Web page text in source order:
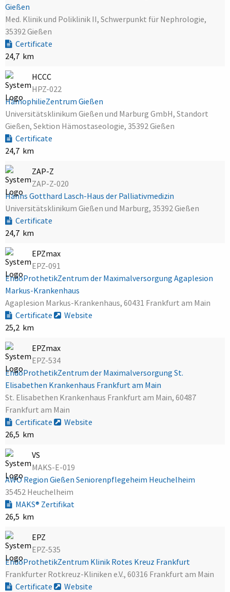
Gießen
Med. Klinik und Poliklinik II, Schwerpunkt für Nephrologie,
35392 Gießen
Certificate
24,7 km
HCCC
HPZ-022
HämophilieZentrum Gießen
Universitätsklinikum Gießen und Marburg GmbH, Standort
Gießen, Sektion Hämostaseologie, 35392 Gießen
Certificate
24,7 km
ZAP-Z
ZAP-Z-020
Hanns Gotthard Lasch-Haus der Palliativmedizin
Universitätsklinikum Gießen und Marburg, 35392 Gießen
Certificate
24,7 km
EPZmax
EPZ-091
EndoProthetikZentrum der Maximalversorgung Agaplesion
Markus-Krankenhaus
Agaplesion Markus-Krankenhaus, 60431 Frankfurt am Main
Certificate
Website
25,2 km
EPZmax
EPZ-534
EndoProthetikZentrum der Maximalversorgung St.
Elisabethen Krankenhaus Frankfurt am Main
St. Elisabethen Krankenhaus Frankfurt am Main, 60487
Frankfurt am Main
Certificate
Website
26,5 km
VS
MAKS-E-019
AWO Region Gießen Seniorenpflegeheim Heuchelheim
35452 Heuchelheim
MAKS® Zertifikat
26,5 km
EPZ
EPZ-535
EndoProthetikZentrum Klinik Rotes Kreuz Frankfurt
Frankfurter Rotkreuz-Kliniken e.V., 60316 Frankfurt am Main
Certificate
Website